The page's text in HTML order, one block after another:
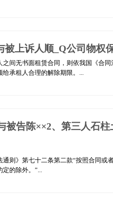
被上诉人顺_Q公司物权
之间无书面租赁合同，则依我国《合
给承租人合理的解除期限。...
被告陈××2、第三人石
则》第七十二条第二款“按照合同
定的除外。”...